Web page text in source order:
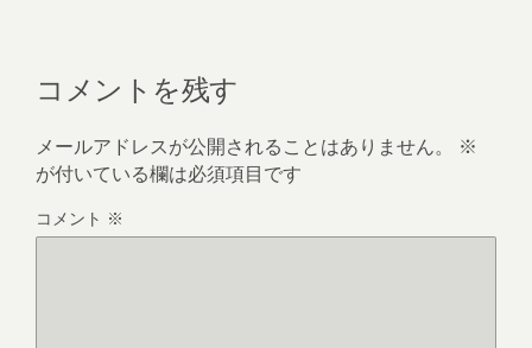
コメントを残す
メールアドレスが公開されることはありません。
※
が付いている欄は必須項目です
コメント ※